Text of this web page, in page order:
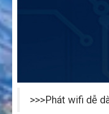
>>>Phát wifi dễ